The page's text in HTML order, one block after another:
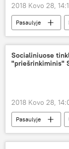
2018 Kovo 28,
Pasaulyje
aukos
Socialiniuose
"priešrinkiminis"
2018 Kovo 28,
Pasaulyje
Nadežda Savčenko